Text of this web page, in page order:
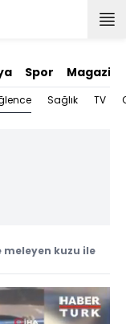
Spor Magazin
Sağlık TV
meleyen kuzu ile